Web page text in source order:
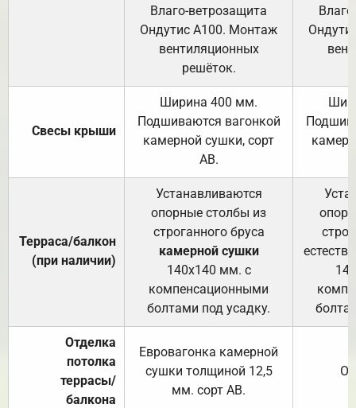
Влаго-ветрозащита
Ондутис А100. Монтаж
вентиляционных
решёток.
Свесы крыши
Ширина 400 мм.
Подшиваются вагонкой
камерной сушки, сорт
АВ.
Терраса/балкон
(при наличии)
Устанавливаются
опорные столбы из
строганного бруса
камерной сушки
140х140 мм. с
компенсационными
болтами под усадку.
Отделка
потолка
террасы/
балкона
Евровагонка камерной
сушки толщиной 12,5
мм. сорт АВ.